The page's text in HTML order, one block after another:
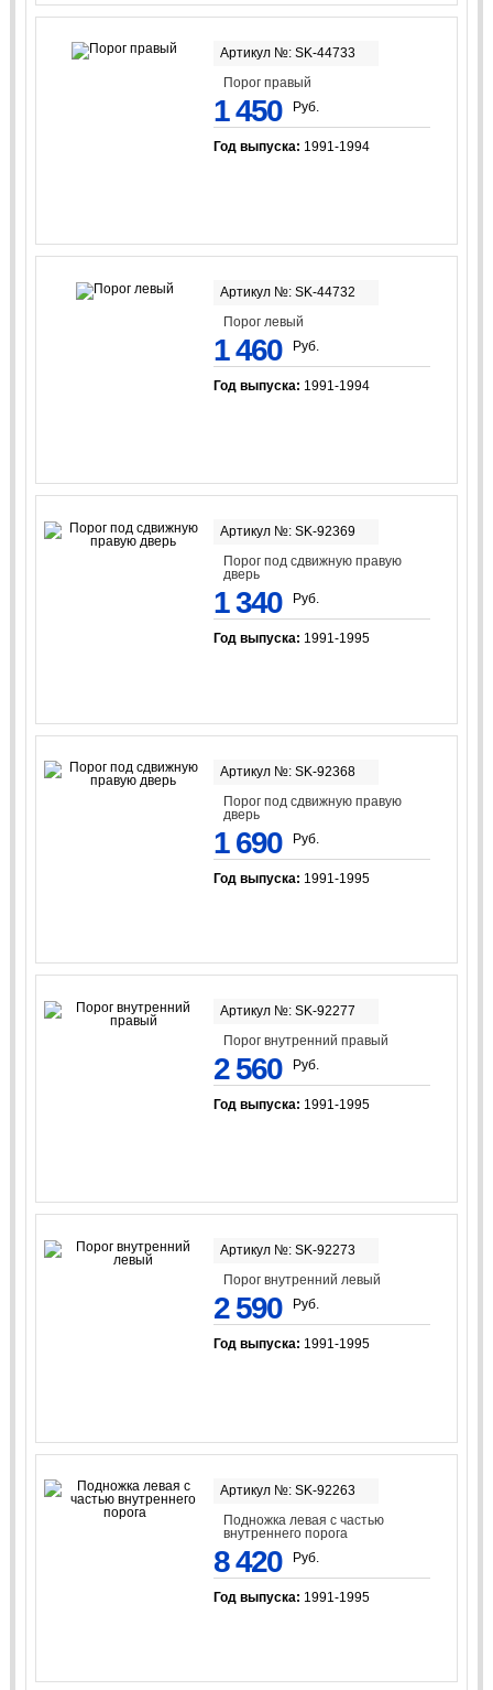
Артикул №: SK-44733
Порог правый
1 450 Руб.
Год выпуска: 1991-1994
Артикул №: SK-44732
Порог левый
1 460 Руб.
Год выпуска: 1991-1994
Артикул №: SK-92369
Порог под сдвижную правую
дверь
1 340 Руб.
Год выпуска: 1991-1995
Артикул №: SK-92368
Порог под сдвижную правую
дверь
1 690 Руб.
Год выпуска: 1991-1995
Артикул №: SK-92277
Порог внутренний правый
2 560 Руб.
Год выпуска: 1991-1995
Артикул №: SK-92273
Порог внутренний левый
2 590 Руб.
Год выпуска: 1991-1995
Артикул №: SK-92263
Подножка левая с частью
внутреннего порога
8 420 Руб.
Год выпуска: 1991-1995